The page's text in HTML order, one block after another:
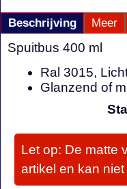
Beschrijving Meer
Spuitbus 400 ml
Ral 3015,
Glanzend of
Let op: De matte
artikel en kan